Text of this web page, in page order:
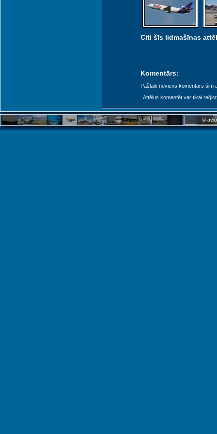
Citi šīs lidmašīnas
Komentārs:
Pašlaik neviens komentārs šim
Attēlus komentēt var tikai
©